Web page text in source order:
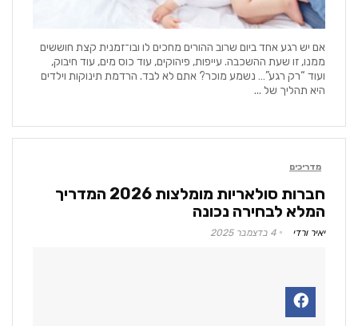
אם יש רגע אחד ביום שרוב ההורים מחכים לו ובו־זמנית קצת חוששים
ממנו, זו שעת ההשכבה. עייפות, פיהוקים, עוד כוס מים, עוד חיבוק,
ועוד “רק רגע”… נשמע מוכר? אתם לא לבד. הרדמת תינוקות וילדים
היא תהליך של ...
מדריכים
חברות סולאריות מומלצות 2026 המדריך
המלא לבחירה נכונה
יאיר ורדי 4 בדצמבר 2025